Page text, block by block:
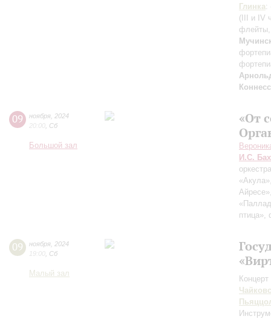
Глинка:
(III и IV
флейты,
09 ноября 2024
20:00 Сб
Большой зал
«От
И.С. Бах
птица»,
09 ноября 2024
19:00 Сб
Малый зал